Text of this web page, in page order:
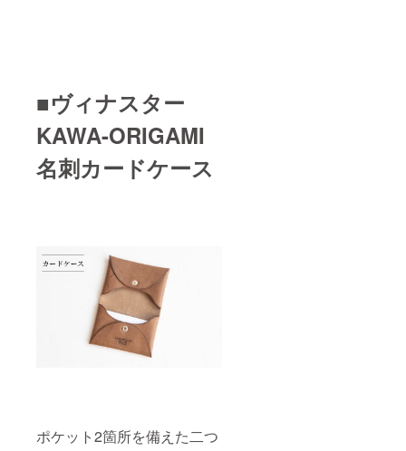
■ヴィナスター
KAWA-ORIGAMI
名刺カードケース
ポケット2箇所を備えた二つ